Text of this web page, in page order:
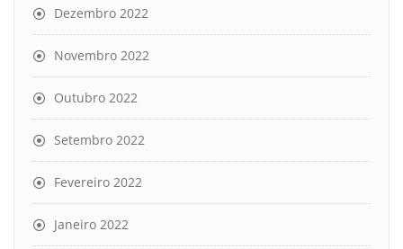
Dezembro 2022
Novembro 2022
Outubro 2022
Setembro 2022
Fevereiro 2022
Janeiro 2022